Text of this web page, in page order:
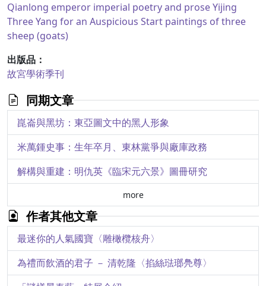
Qianlong emperor imperial poetry and proseYijing
Three Yang for an Auspicious Start paintings of three
sheep (goats)
出版品：
故宮學術季刊
同期文章
崑崙與黑坊：東亞圖文中的黑人形象
米萬鍾史事：生年卒月、東林黨爭與廠庫政務
解構與重建：明仇英《臨宋元六景》圖冊研究
more
作者其他文章
最迷你的人氣國寶〈雕橄欖核舟〉
為禮而飲酒的君子 － 清乾隆〈掐絲琺瑯鳧尊〉